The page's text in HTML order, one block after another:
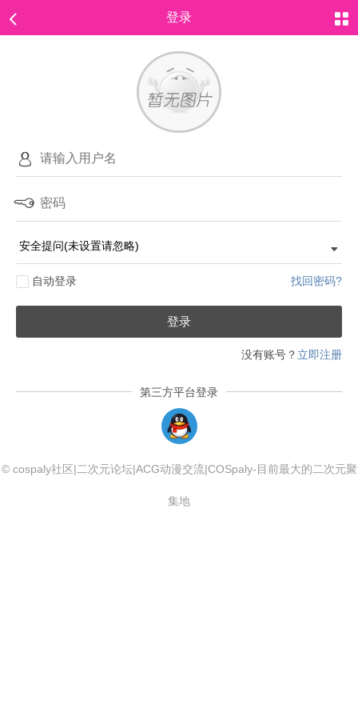
登录
自动登录 找回密码?
登录
没有账号？ 立即注册
第三方平台登录
© cospaly社区|二次元论坛|ACG动漫交流|COSpaly-目前最大的二次元聚
集地